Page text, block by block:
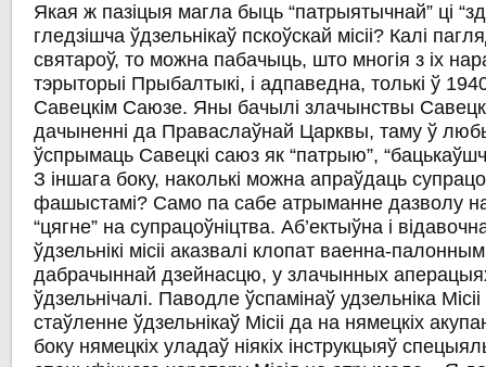
Якая ж пазіцыя магла быць “патрыятычнай” ці
гледзішча ўдзельнікаў пскоўскай місіі? Калі
святароў, то можна пабачыць, што многія з іх
тэрыторыі Прыбалтыкі, і адпаведна, толькі ў
Савецкім Саюзе. Яны бачылі злачынствы
дачыненні да Праваслаўнай Царквы, таму ў
ўспрымаць Савецкі саюз як “патрыю”,
З іншага боку, наколькі можна апраўдаць
фашыстамі? Само па сабе атрыманне дазволу
“цягне” на супрацоўніцтва. Аб’ектыўна і
ўдзельнікі місіі аказвалі клопат ваенна-
дабрачыннай дзейнасцю, у злачынных
ўдзельнічалі. Паводле ўспамінаў удзельніка
стаўленне ўдзельнікаў Місіі да на нямецкіх
боку нямецкіх уладаў ніякіх інструкцыяў